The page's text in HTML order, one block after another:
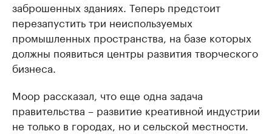
заброшенных зданиях. Теперь предстоит
перезапустить три неиспользуемых
промышленных пространства, на базе которых
должны появиться центры развития творческого
бизнеса.
Моор рассказал, что еще одна задача
правительства – развитие креативной индустрии
не только в городах, но и сельской местности.